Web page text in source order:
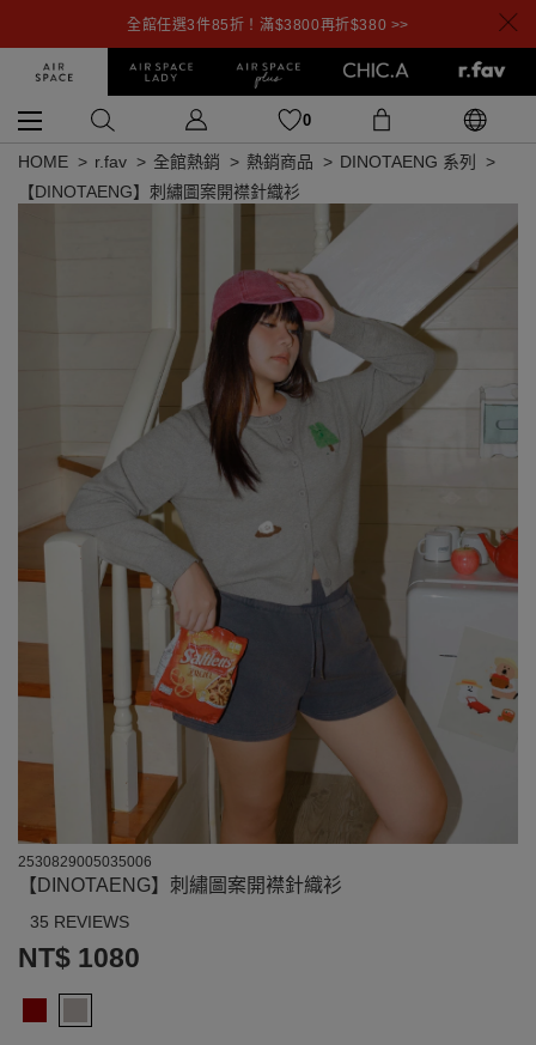
全館任選3件85折！滿$3800再折$380 >>
0
HOME r.fav 全館熱銷 熱銷商品
DINOTAENG 系列
【DINOTAENG】刺繡圖案開襟針織衫
2530829005035006
【DINOTAENG】刺繡圖案開襟針織衫
35 REVIEWS
NT$ 1080